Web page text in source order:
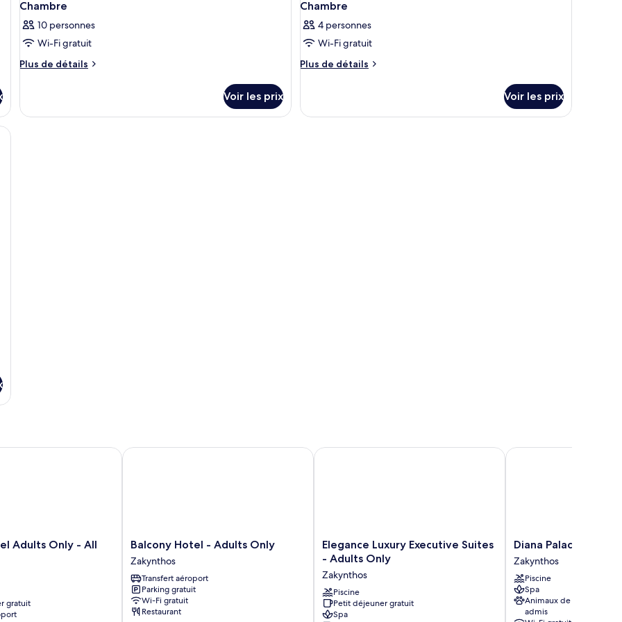
Chambre
10 personnes
Wi-Fi gratuit
Plus de détails
Plus
le
Voir les prix
Chambre
4 personnes
Wi-Fi gratuit
Plus de détails
Plus
le
Voir les prix
Adults Only - All
gratuit
Only - All Inclusive
Balcony
Hotel
-
Adults
Only
Zakynthos
Balcony Hotel - Adults Only
Zakynthos
Transfert aéroport
Parking gratuit
Wi-Fi gratuit
Restaurant
Balcony Hotel - Adults Only
Elegance
Luxury
Suites
-
Adults
Only
Elegance Luxury Executive Suites
- Adults Only
Zakynthos
Piscine
Petit déjeuner gratuit
Spa
Elegance Luxury Executive Suites - Adults Only
Diana
Palace
Hotel
Zakynthos
Zakynthos
Diana Palace Hotel
Zakynthos
Piscine
Spa
Animaux de compagnie
admis
Diana Palace Hotel